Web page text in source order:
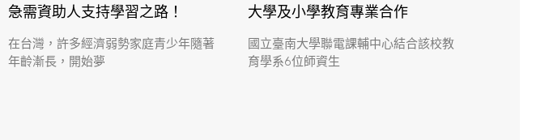
急需資助人支持學習之路！
在台灣，許多經濟弱勢家庭青少年隨著
年齡漸長，開始夢
大學及小學教育專業合作
國立臺南大學聯電課輔中心結合該校教
育學系6位師資生